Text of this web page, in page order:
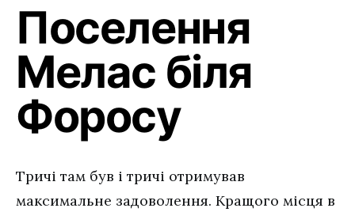
Поселення
Мелас біля
Форосу
Тричі там був і тричі отримував
максимальне задоволення. Кращого місця в